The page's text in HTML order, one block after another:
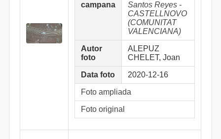
campana
Santos Reyes -
CASTELLNOVO
(COMUNITAT
VALENCIANA)
Autor
foto
ALEPUZ
CHELET, Joan
Data foto 2020-12-16
Foto ampliada
Foto original